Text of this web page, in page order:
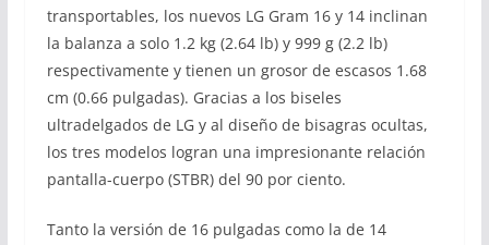
transportables, los nuevos LG Gram 16 y 14 inclinan
la balanza a solo 1.2 kg (2.64 lb) y 999 g (2.2 lb)
respectivamente y tienen un grosor de escasos 1.68
cm (0.66 pulgadas). Gracias a los biseles
ultradelgados de LG y al diseño de bisagras ocultas,
los tres modelos logran una impresionante relación
pantalla-cuerpo (STBR) del 90 por ciento.
Tanto la versión de 16 pulgadas como la de 14